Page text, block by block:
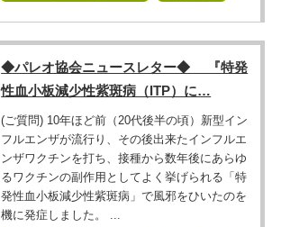
◆パレオ協会ニュースレター◆ 『特発
性血小板減少性紫斑病（ITP）に…
(ご質問) 10年ほど前（20代後半の頃）新型イン
フルエンザが流行り、その後出来たインフルエ
ンザワクチンを打ち、接種から数年後にあらゆ
るワクチンの副作用としてよく挙げられる「特
発性血小板減少性紫斑病」で風邪をひいたのを
機に発症しました。 ...